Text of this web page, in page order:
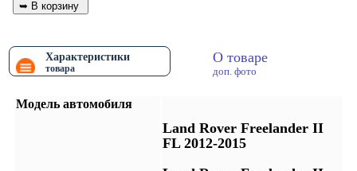
Характеристики
товара
О товаре
доп. фото
Модель автомобиля
Land Rover Freelander II
FL 2012-2015